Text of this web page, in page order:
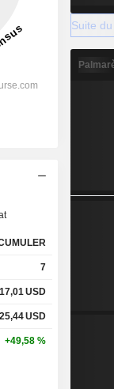
7
17,01 USD
25,44USD
+49,58 %
Suite